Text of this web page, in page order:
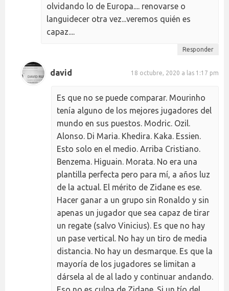
olvidando lo de Europa.... renovarse o
languidecer otra vez...veremos quién es
capaz....
Responder
david 18 octubre, 2020 a las 1:17 pm
Es que no se puede comparar. Mourinho
tenía alguno de los mejores jugadores del
mundo en sus puestos. Modric. Ozil.
Alonso. Di Maria. Khedira. Kaka. Essien.
Esto solo en el medio. Arriba Cristiano.
Benzema. Higuain. Morata. No era una
plantilla perfecta pero para mí, a años luz
de la actual. El mérito de Zidane es ese.
Hacer ganar a un grupo sin Ronaldo y sin
apenas un jugador que sea capaz de tirar
un regate (salvo Vinicius). Es que no hay
un pase vertical. No hay un tiro de media
distancia. No hay un desmarque. Es que la
mayoría de los jugadores se limitan a
dársela al de al lado y continuar andando.